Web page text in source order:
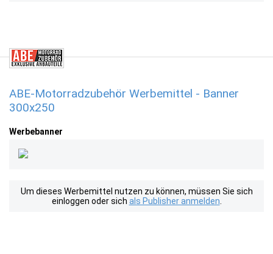
ABE-Motorradzubehör Werbemittel - Banner
300x250
Werbebanner
Um dieses Werbemittel nutzen zu können, müssen Sie sich
einloggen oder sich als Publisher anmelden